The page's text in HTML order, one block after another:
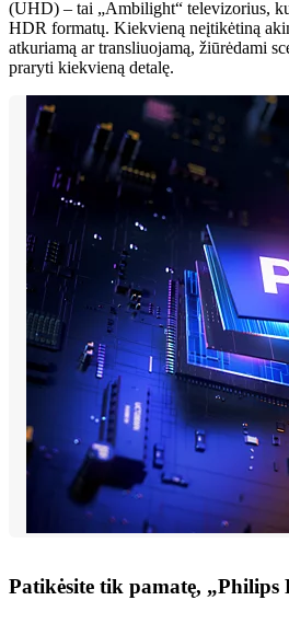
(UHD) – tai „Ambilight“ televizorius,
HDR formatų. Kiekvieną neįtikėtiną
atkuriamą ar transliuojamą, žiūrėdami
praryti kiekvieną detalę.
Patikėsite tik pamatę, „Philips